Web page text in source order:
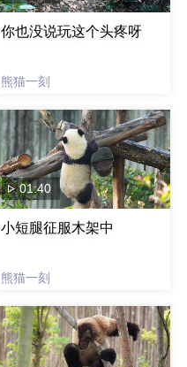
你也没说玩这个头疼呀
熊猫一刻
01:40
小短腿征服木架中
熊猫一刻